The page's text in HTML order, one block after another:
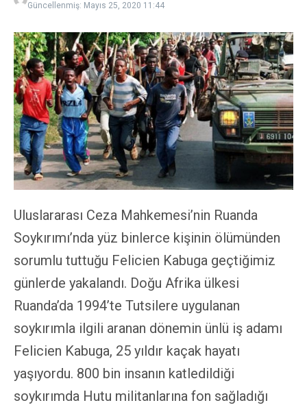
Güncellenmiş: Mayıs 25, 2020 11:44
Uluslararası Ceza Mahkemesi’nin Ruanda
Soykırımı’nda yüz binlerce kişinin ölümünden
sorumlu tuttuğu Felicien Kabuga geçtiğimiz
günlerde yakalandı. Doğu Afrika ülkesi
Ruanda’da 1994’te Tutsilere uygulanan
soykırımla ilgili aranan dönemin ünlü iş adamı
Felicien Kabuga, 25 yıldır kaçak hayatı
yaşıyordu. 800 bin insanın katledildiği
soykırımda Hutu militanlarına fon sağladığı